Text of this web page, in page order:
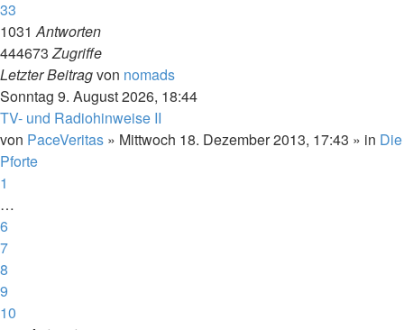
33
1031Antworten
444673Zugriffe
Letzter Beitragvon nomads
Sonntag 9. August 2026, 18:44
TV- und Radiohinweise II
von PaceVeritas » Mittwoch 18. Dezember 2013, 17:43 » in Die
Pforte
1
…
6
7
8
9
10